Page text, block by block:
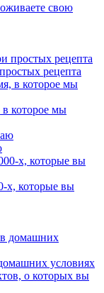
свою
рецепта
в которое мы
х, которые вы
условиях